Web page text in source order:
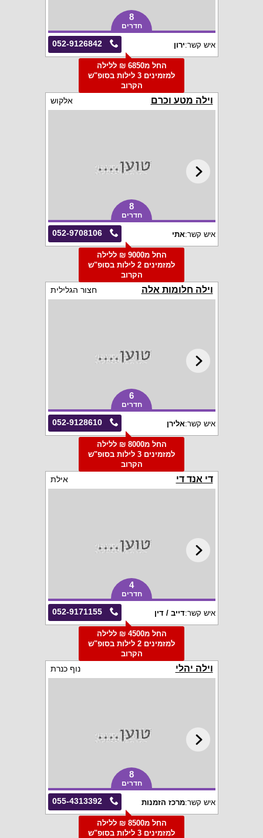
8
חדרים
052-9126842 איש קשר:ירון
החל מ6850 ₪ ללילה
למזמינים 3 לילות בסופ"ש
הקרוב
וילה מטע וכרם אלקוש
8
חדרים
052-9708106 איש קשר:אתי
החל מ9000 ₪ ללילה
למזמינים 2 לילות בסופ"ש
הקרוב
וילה חלומות אלה חצור הגלילית
6
חדרים
052-9128610 איש קשר:אלירן
החל מ8000 ₪ ללילה
למזמינים 3 לילות בסופ"ש
הקרוב
די אנד די אילת
4
חדרים
052-9171155 איש קשר:דייב / דין
החל מ4500 ₪ ללילה
למזמינים 2 לילות בסופ"ש
הקרוב
וילה יהלי נוף כנרת
8
חדרים
055-4313392 איש קשר:מרכז הזמנות
החל מ8500 ₪ ללילה
למזמינים 3 לילות בסופ"ש